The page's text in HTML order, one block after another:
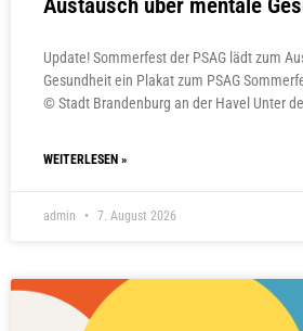
Austausch über mentale
Update! Sommerfest der PSAG lädt zum
Gesundheit ein Plakat zum PSAG
© Stadt Brandenburg an der Havel Unter
WEITERLESEN »
admin 7. August 2026